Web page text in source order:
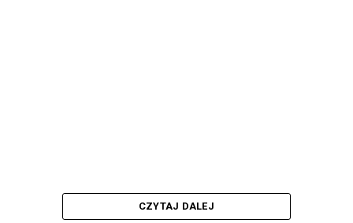
CZYTAJ DALEJ